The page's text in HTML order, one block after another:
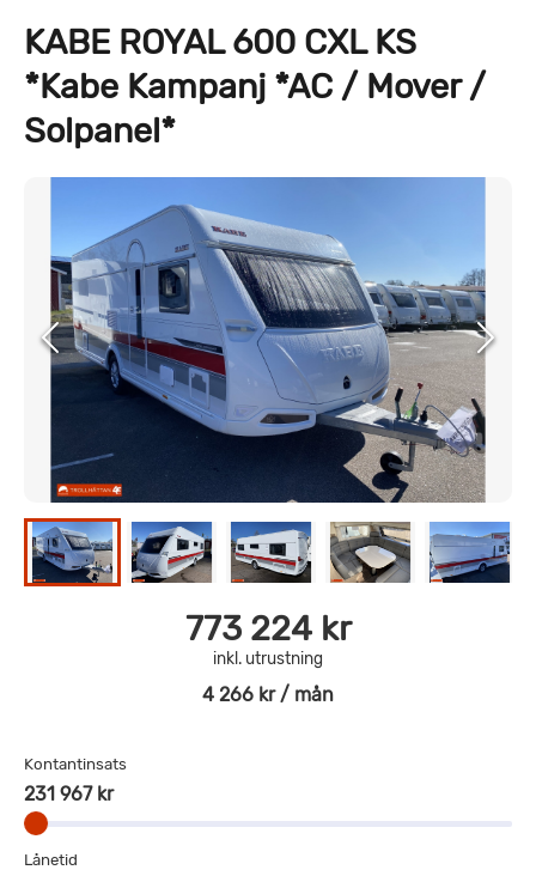
KABE ROYAL 600 CXL KS
*Kabe Kampanj *AC / Mover /
Solpanel*
773 224 kr
inkl. utrustning
4 266 kr / mån
Kontantinsats
231 967 kr
Lånetid